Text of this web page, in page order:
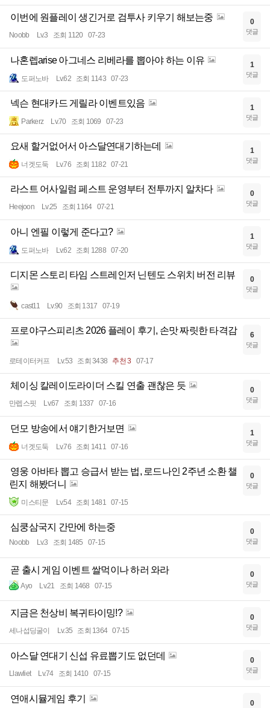
이번에 원플레이 생긴거로 검투사 키우기 해보는중
Noobb Lv.3 조회 1120 07-23
0
댓글
나혼렙arise 아그네스 리베라를 뽑아야 하는 이유
도퍼노바 Lv.62 조회 1143 07-23
1
댓글
넥슨 현대카드 게릴라 이벤트있음
Parkerz Lv.70 조회 1069 07-23
1
댓글
요새 할거없어서 아스달연대기하는데
너겟도둑 Lv.76 조회 1182 07-21
1
댓글
라스트 어사일럼 페스트 운영부터 전투까지 알차다
Heejoon Lv.25 조회 1164 07-21
0
댓글
아니 엔필 이렇게 준다고?
도퍼노바 Lv.62 조회 1288 07-20
1
댓글
디지몬 스토리 타임 스트레인저 닌텐도 스위치 버전 리뷰
cast11 Lv.90 조회 1317 07-19
0
댓글
프로야구스피리츠 2026 플레이 후기, 손맛 짜릿한 타격감
로테이터커프 Lv.53 조회 3438 추천 3 07-17
6
댓글
체이싱 칼레이도라이더 스킬 연출 괜찮은 듯
만렙스핏 Lv.67 조회 1337 07-16
0
댓글
던모 방송에서 얘기한거보면
너겟도둑 Lv.76 조회 1411 07-16
1
댓글
영웅 아바타 뽑고 승급서 받는 법, 로드나인 2주년 소환 챌
린지 해봤더니
미스티문 Lv.54 조회 1481 07-15
0
댓글
심쿵삼국지 간만에 하는중
Noobb Lv.3 조회 1485 07-15
0
댓글
곧 출시 게임 이벤트 쌀먹이나 하러 와라
Ayo Lv.21 조회 1468 07-15
0
댓글
지금은 천상비 복귀타이밍!?
세나섭딩굴이 Lv.35 조회 1364 07-15
0
댓글
아스달 연대기 신섭 유료뽑기도 없던데
Llawliet Lv.74 조회 1410 07-15
0
댓글
연애시뮬게임 후기 0